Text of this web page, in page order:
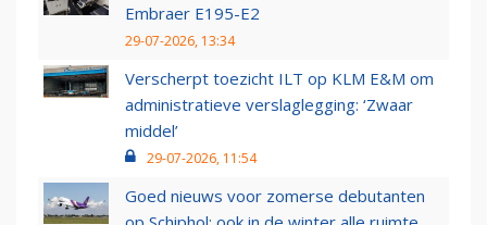
Embraer E195-E2
29-07-2026, 13:34
Verscherpt toezicht ILT op KLM E&M om
administratieve verslaglegging: ‘Zwaar
middel’
29-07-2026, 11:54
Goed nieuws voor zomerse debutanten